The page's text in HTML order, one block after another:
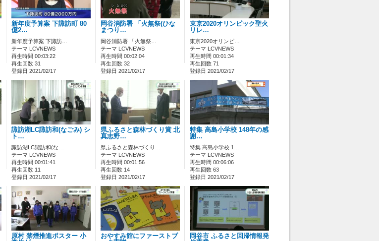
新年度予算案 下諏訪町 80
億2…
新年度予算案 下諏訪…
テーマ LCVNEWS
再生時間 00:03:22
再生回数 31
登録日 2021/02/17
岡谷消防署 「火無祭(ひな
まつり…
岡谷消防署 「火無祭…
テーマ LCVNEWS
再生時間 00:02:04
再生回数 32
登録日 2021/02/17
東京2020オリンピック聖火
リレ…
東京2020オリンピ…
テーマ LCVNEWS
再生時間 00:01:34
再生回数 71
登録日 2021/02/17
諏訪湖LC諏訪和(なごみ) シ
ト…
諏訪湖LC諏訪和(な…
テーマ LCVNEWS
再生時間 00:01:41
再生回数 11
登録日 2021/02/17
県ふるさと森林づくり賞 北
真志野…
県ふるさと森林づくり…
テーマ LCVNEWS
再生時間 00:01:56
再生回数 14
登録日 2021/02/17
特集 高島小学校 148年の感
謝…
特集 高島小学校 1…
テーマ LCVNEWS
再生時間 00:06:06
再生回数 63
登録日 2021/02/17
原村 禁煙推進ポスター 小
おやすみ館にファーストブ
岡谷市 ふるさと回帰情報発